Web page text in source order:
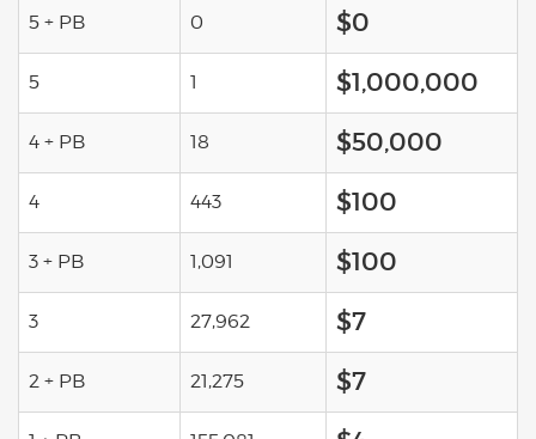
5 + PB 0 $0
5 1 $1,000,000
4 + PB 18 $50,000
4 443 $100
3 + PB 1,091 $100
3 27,962 $7
2 + PB 21,275 $7